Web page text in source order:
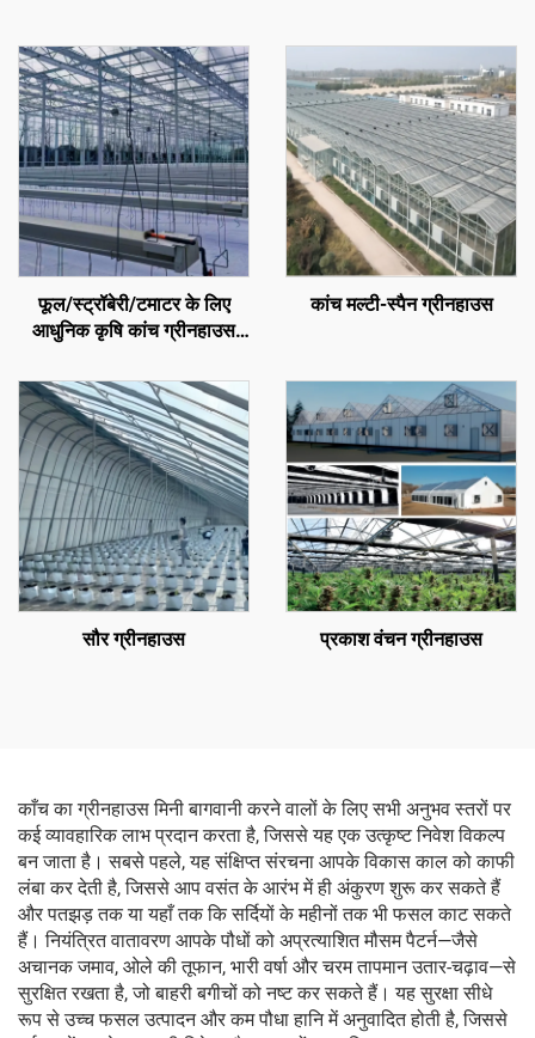
फूल/स्ट्रॉबेरी/टमाटर के लिए
आधुनिक कृषि कांच ग्रीनहाउस
छायादान प्रणाली/सिंचाई प्रणाली
हो
कांच मल्टी-स्पैन ग्रीनहाउस
सौर ग्रीनहाउस प्रकाश वंचन ग्रीनहाउस
काँच का ग्रीनहाउस मिनी बागवानी करने वालों के लिए सभी अनुभव स्तरों पर
कई व्यावहारिक लाभ प्रदान करता है, जिससे यह एक उत्कृष्ट निवेश विकल्प
बन जाता है। सबसे पहले, यह संक्षिप्त संरचना आपके विकास काल को काफी
लंबा कर देती है, जिससे आप वसंत के आरंभ में ही अंकुरण शुरू कर सकते हैं
और पतझड़ तक या यहाँ तक कि सर्दियों के महीनों तक भी फसल काट सकते
हैं। नियंत्रित वातावरण आपके पौधों को अप्रत्याशित मौसम पैटर्न—जैसे
अचानक जमाव, ओले की तूफान, भारी वर्षा और चरम तापमान उतार-चढ़ाव—से
सुरक्षित रखता है, जो बाहरी बगीचों को नष्ट कर सकते हैं। यह सुरक्षा सीधे
रूप से उच्च फसल उत्पादन और कम पौधा हानि में अनुवादित होती है, जिससे